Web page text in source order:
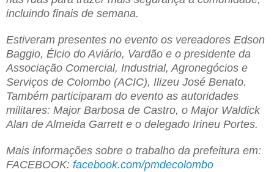
incluindo finais de semana.
Estiveram presentes no evento os vereadores Edson
Baggio, Élcio do Aviário, Vardão e o presidente da
Associação Comercial, Industrial, Agronegócios e
Serviços de Colombo (ACIC), Ilizeu José Benato.
Também participaram do evento as autoridades
militares: Major Barbosa de Castro, o Major Waldick
Alan de Almeida Garrett e o delegado Irineu Portes.
Mais informações sobre o trabalho da prefeitura em:
FACEBOOK: facebook.com/pmdecolombo